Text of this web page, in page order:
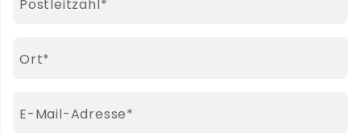
Postleitzahl*
Pflichtfeld
Ort*
Pflichtfeld
E-Mail-Adresse*